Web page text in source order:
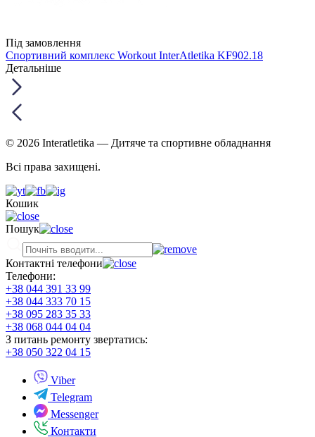
Під замовлення
Спортивний комплекс Workout InterAtletika KF902.18
Детальніше
© 2026 Interatletika — Дитяче та спортивне обладнання
Всі права захищені.
Кошик
Пошук
Контактні телефони
Телефони:
+38 044 391 33 99
+38 044 333 70 15
+38 095 283 35 33
+38 068 044 04 04
З питань ремонту звертатись:
+38 050 322 04 15
Viber
Telegram
Messenger
Контакти